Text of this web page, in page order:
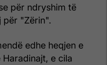
për ndryshim të
për "Zërin".
edhe heqjen e
e cila